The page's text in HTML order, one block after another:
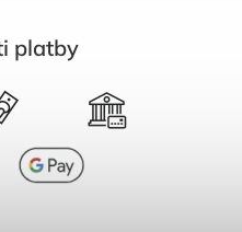
platby